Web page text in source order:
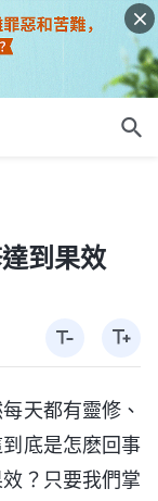
到果效
天都有靈修、
底是怎麽回事
？只要我們掌